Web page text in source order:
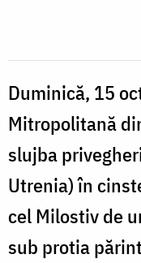
Duminică, 15
Mitropolitană
slujba
Utrenia) în
cel Milostiv de
sub protia